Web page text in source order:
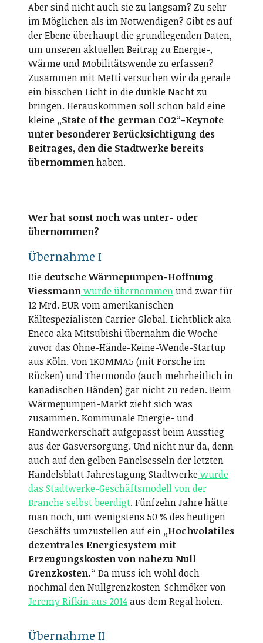
Aber sind nicht auch sie zu langsam? Zu sehr
im Möglichen als im Notwendigen? Gibt es auf
der Ebene überhaupt die grundlegenden Daten,
um unseren aktuellen Beitrag zu Energie-,
Wärme und Mobilitätswende zu erfassen?
Zusammen mit Metti versuchen wir da gerade
ein bisschen Licht in die dunkle Nacht zu
bringen. Herauskommen soll schon bald eine
kleine „State of the german CO2“-Keynote
unter besonderer Berücksichtigung des
Beitrages, den die Stadtwerke bereits
übernommenhaben.
Wer hat sonst noch was unter- oder
übernommen?
Übernahme I
Die deutsche Wärmepumpen-Hoffnung
Viessmannwurde übernommenund zwar für
12 Mrd. EUR vom amerikanischen
Kältespezialisten Carrier Global. Lichtblick aka
Eneco aka Mitsubishi übernahm die Woche
zuvor das Ohne-Hände-Keine-Wende-Startup
aus Köln. Von 1KOMMA5 (mit Porsche im
Rücken) und Thermondo (auch mehrheitlich in
kanadischen Händen) gar nicht zu reden. Beim
Wärmepumpen-Markt zieht sich was
zusammen. Kommunale Energie- und
Handwerkerschaft aufgepasst beim Ausstieg
aus der Gasversorgung. Und nicht nur da, denn
auch auf den gelben Panelsesseln der letzten
Handelsblatt Jahrestagung Stadtwerkewurde
das Stadtwerke-Geschäftsmodell von der
Branche selbst beerdigt. Fünfzehn Jahre hätte
man noch, um wenigstens 50 % des heutigen
Geschäfts umzustellen auf ein „Hochvolatiles
dezentrales Energiesystem mit
Erzeugungskosten von nahezu Null
Grenzkosten.“ Da muss ich wohl doch
nochmal den Nullgrenzkosten-Schmöker von
Jeremy Rifkin aus 2014aus dem Regal holen.
Übernahme II